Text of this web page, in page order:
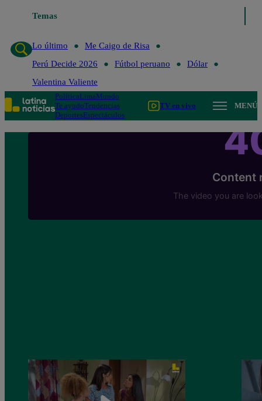
Temas
Lo último
Me Caigo de Risa
Perú Decide 2026
Fútbol peruano
Dólar
Valentina Valiente
PolíticaLimaMundo
Te ayudoTendencias
DeportesEspectáculos
TV en vivo MENÚ